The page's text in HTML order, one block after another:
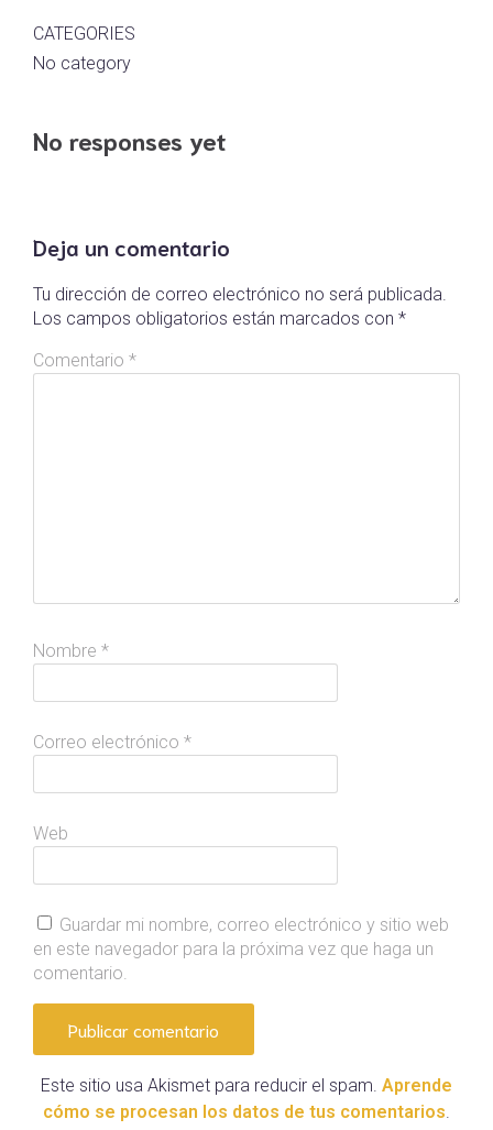
CATEGORIES
No category
No responses yet
Deja un comentario
Tu dirección de correo electrónico no será publicada.
Los campos obligatorios están marcados con *
Comentario *
Nombre *
Correo electrónico *
Web
Guardar mi nombre, correo electrónico y sitio web
en este navegador para la próxima vez que haga un
comentario.
Este sitio usa Akismet para reducir el spam. Aprende
cómo se procesan los datos de tus comentarios